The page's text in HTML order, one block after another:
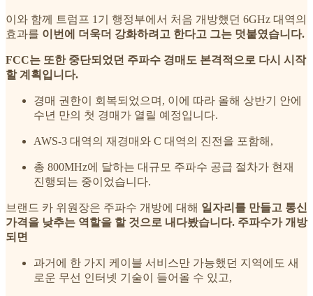
이와 함께 트럼프 1기 행정부에서 처음 개방했던 6GHz 대역의
효과를 이번에 더욱더 강화하려고 한다고 그는 덧붙였습니다.
FCC는 또한 중단되었던 주파수 경매도 본격적으로 다시 시작
할 계획입니다.
경매 권한이 회복되었으며, 이에 따라 올해 상반기 안에
수년 만의 첫 경매가 열릴 예정입니다.
AWS-3 대역의 재경매와 C 대역의 진전을 포함해,
총 800MHz에 달하는 대규모 주파수 공급 절차가 현재
진행되는 중이었습니다.
브랜드 카 위원장은 주파수 개방에 대해 일자리를 만들고 통신
가격을 낮추는 역할을 할 것으로 내다봤습니다. 주파수가 개방
되면
과거에 한 가지 케이블 서비스만 가능했던 지역에도 새
로운 무선 인터넷 기술이 들어올 수 있고,